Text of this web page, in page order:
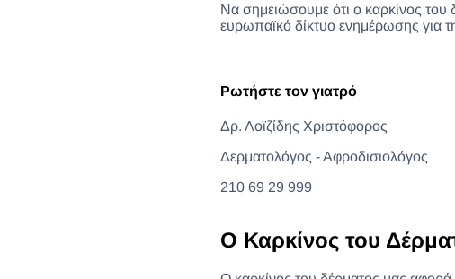
Να σημειώσουμε ότι ο καρκίνος του
ευρωπαϊκό δίκτυο ενημέρωσης για
Ρωτήστε τον γιατρό
Δρ. Λοϊζίδης Χριστόφορος
Δερματολόγος - Αφροδισιολόγος
210 69 29 999
Ο Καρκίνος του